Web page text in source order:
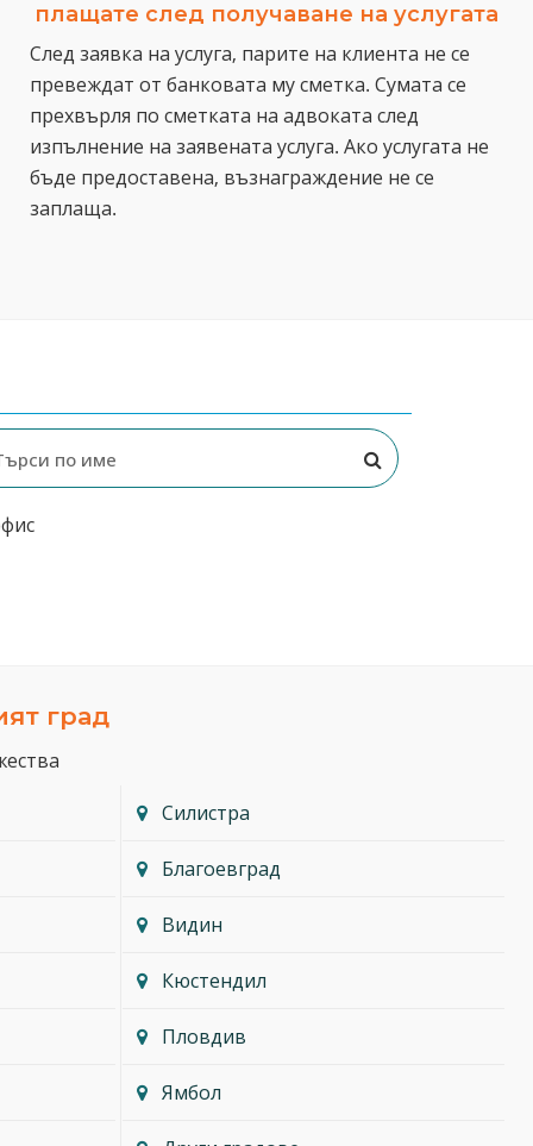
плащате след получаване на услугата
След заявка на услуга, парите на клиента не се
превеждат от банковата му сметка. Сумата се
прехвърля по сметката на адвоката след
изпълнение на заявената услуга. Ако услугата не
бъде предоставена, възнаграждение не се
заплаща.
град
Силистра
Благоевград
Видин
Кюстендил
Пловдив
Ямбол